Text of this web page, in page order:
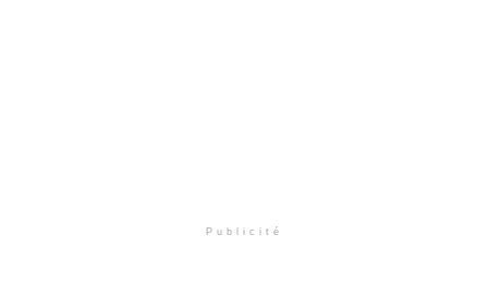
Publicité